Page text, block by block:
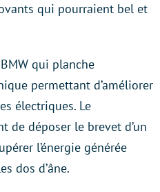
qui pourraient bel et
qui planche
permettant d’améliorer
électriques. Le
de déposer le brevet d’un
l’énergie générée
dos d’âne.